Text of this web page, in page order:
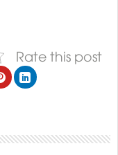
Rate this post